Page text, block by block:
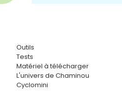
Outils
Tests
Matériel à télécharger
L'univers de Chaminou
Cyclomini